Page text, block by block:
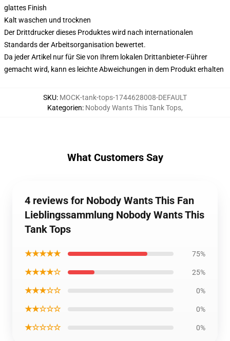
glattes Finish
Kalt waschen und trocknen
Der Drittdrucker dieses Produktes wird nach internationalen
Standards der Arbeitsorganisation bewertet.
Da jeder Artikel nur für Sie von Ihrem lokalen Drittanbieter-Führer
gemacht wird, kann es leichte Abweichungen in dem Produkt erhalten
SKU: MOCK-tank-tops-1744628008-DEFAULT
Kategorien: Nobody Wants This Tank Tops,
What Customers Say
4 reviews for Nobody Wants This Fan
Lieblingssammlung Nobody Wants This
Tank Tops
★★★★★ 75%
★★★★☆ 25%
★★★☆☆ 0%
★★☆☆☆ 0%
★☆☆☆☆ 0%